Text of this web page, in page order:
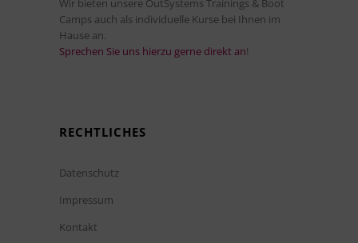
Wir bieten unsere OutSystems Trainings & Boot
Camps auch als individuelle Kurse bei Ihnen im
Hause an.
Sprechen Sie uns hierzu gerne direkt an!
RECHTLICHES
Datenschutz
Impressum
Kontakt